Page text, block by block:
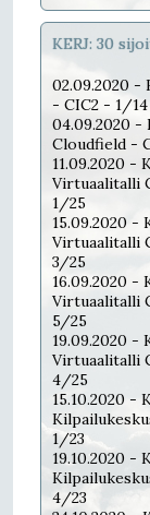
KERJ: 30
02.09.2020 -
- CIC2 - 1/14
04.09.2020 -
Cloudfield -
11.09.2020 -
Virtuaalitalli
1/25
15.09.2020 -
Virtuaalitalli
3/25
16.09.2020 -
Virtuaalitalli
5/25
19.09.2020 -
Virtuaalitalli
4/25
15.10.2020 -
1/23
19.10.2020 -
4/23